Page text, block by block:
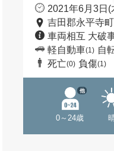
2021年6月3日(
吉田郡永平寺
車両相互 大破
軽自動車(1) 自
死亡(0) 負傷(1)
0～24歳
他